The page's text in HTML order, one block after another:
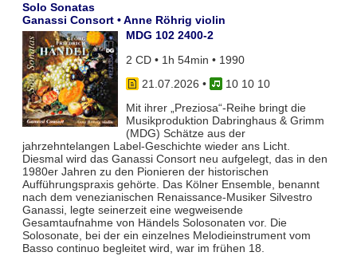
Solo Sonatas
Ganassi Consort • Anne Röhrig violin
MDG 102 2400-2
2 CD • 1h 54min • 1990
21.07.2026 •
10 10 10
Mit ihrer „Preziosa“-Reihe bringt die
Musikproduktion Dabringhaus & Grimm
(MDG) Schätze aus der
jahrzehntelangen Label-Geschichte wieder ans Licht.
Diesmal wird das Ganassi Consort neu aufgelegt, das in den
1980er Jahren zu den Pionieren der historischen
Aufführungspraxis gehörte. Das Kölner Ensemble, benannt
nach dem venezianischen Renaissance-Musiker Silvestro
Ganassi, legte seinerzeit eine wegweisende
Gesamtaufnahme von Händels Solosonaten vor. Die
Solosonate, bei der ein einzelnes Melodieinstrument vom
Basso continuo begleitet wird, war im frühen 18.